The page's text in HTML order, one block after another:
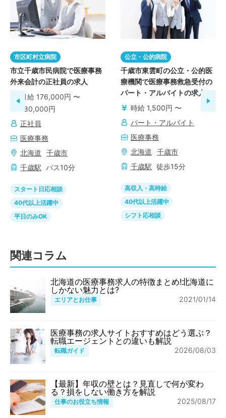
市区町村立病院
市立千歳市民病院で医療事務
外来会計の正社員の求人
月給 176,000円 〜
180,000円
正社員
医療事務
北海道
千歳市
千歳駅 バス10分
スタート日応相談
40代以上活躍中
平日のみOK
公立・公的病院
千歳市東雲町の公立・公的医
療機関で医療事務救急受付の
パート・アルバイトの求人
時給 1,500円 〜
パート・アルバイト
医療事務
北海道
千歳市
千歳駅 徒歩15分
高収入・高時給
40代以上活躍中
シフト応相談
関連コラム
北海道の医療事務求人の特徴まとめ!北海道に
しかない魅力とは?
エリアとお仕事 2021/01/14
医療事務の求人サイトおすすめはどう選ぶ？
転職エージェントとの違いも解説
転職ガイド 2026/08/03
【最新】年収の壁とは？見直しで何が変わ
る？損をしない働き方を解説
仕事のお役立ち情報 2025/08/17